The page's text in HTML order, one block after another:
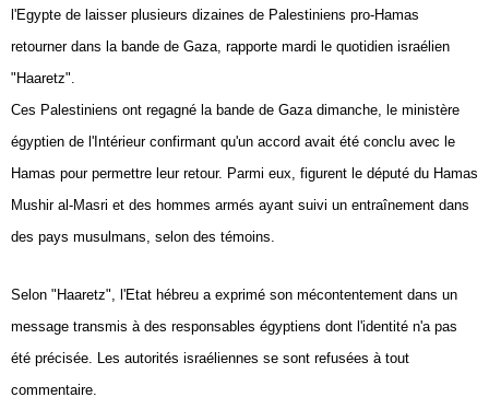
Vos
chroniques
Les
bonnes
adresses
l'Egypte de laisser plusieurs dizaines de Palestiniens pro-Hamas
retourner dans la bande de Gaza, rapporte mardi le quotidien israélien
"Haaretz".
Ces Palestiniens ont regagné la bande de Gaza dimanche, le ministère
égyptien de l'Intérieur confirmant qu'un accord avait été conclu avec le
Hamas pour permettre leur retour. Parmi eux, figurent le député du Hamas
Mushir al-Masri et des hommes armés ayant suivi un entraînement dans
des pays musulmans, selon des témoins.
Selon "Haaretz", l'Etat hébreu a exprimé son mécontentement dans un
message transmis à des responsables égyptiens dont l'identité n'a pas
été précisée. Les autorités israéliennes se sont refusées à tout
commentaire.